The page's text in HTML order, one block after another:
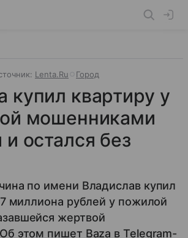
Lenta.Ru Город
купил квартиру у
мошенниками
остался без
по имени Владислав купил
миллиона рублей у пожилой
жертвой
этом пишет Baza в Telegram-